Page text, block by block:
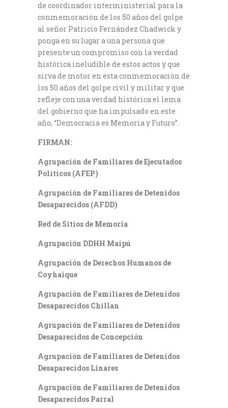
de coordinador interministerial para la
conmemoración de los 50 años del golpe
al señor Patricio Fernández Chadwick y
ponga en su lugar a una persona que
presente un compromiso con la verdad
histórica ineludible de estos actos y que
sirva de motor en esta conmemoración de
los 50 años del golpe civil y militar y que
refleje con una verdad histórica el lema
del gobierno que ha impulsado en este
año, “Democracia es Memoria y Futuro”.
FIRMAN:
Agrupación de Familiares de Ejecutados
Políticos (AFEP)
Agrupación de Familiares de Detenidos
Desaparecidos (AFDD)
Red de Sitios de Memoria
Agrupación DDHH Maipú
Agrupación de Derechos Humanos de
Coyhaique
Agrupación de Familiares de Detenidos
Desaparecidos Chillan
Agrupación de Familiares de Detenidos
Desaparecidos de Concepción
Agrupación de Familiares de Detenidos
Desaparecidos Linares
Agrupación de Familiares de Detenidos
Desaparecidos Parral